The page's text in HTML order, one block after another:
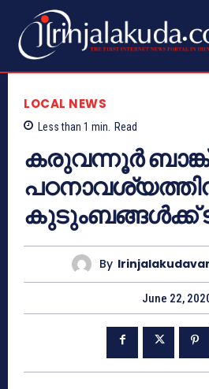
LOCAL NEWS
Less than 1 min. Read
കരുവന്നൂർ ബാങ്ക്
കുടുംബങ്ങൾക്ക്
By
June 22,